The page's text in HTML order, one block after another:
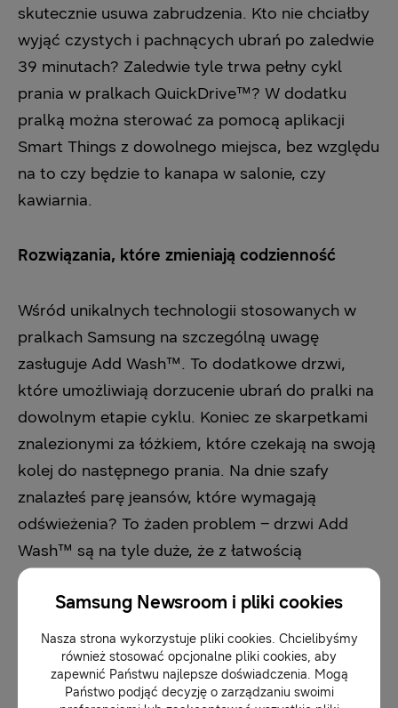
skutecznie usuwa zabrudzenia. Kto nie chciałby
wyjąć czystych i pachnących ubrań po zaledwie
39 minutach? Zaledwie tyle trwa pełny cykl
prania w pralkach QuickDrive™? W dodatku
pralką można sterować za pomocą aplikacji
Smart Things z dowolnego miejsca, bez względu
na to czy będzie to kanapa w salonie, czy
kawiarnia.
Rozwiązania, które zmieniają codzienność
Wśród unikalnych technologii stosowanych w
pralkach Samsung na szczególną uwagę
zasługuje Add Wash™. To dodatkowe drzwi,
które umożliwiają dorzucenie ubrań do pralki na
dowolnym etapie cyklu. Koniec ze skarpetkami
znalezionymi za łóżkiem, które czekają na swoją
kolej do następnego prania. Na dnie szafy
znalazłeś parę jeansów, które wymagają
odświeżenia? To żaden problem – drzwi Add
Wash™ są na tyle duże, że z łatwością
dorzucimy do pralki spodnie czy koszule***.
Samsung Newsroom i pliki cookies
Nasza strona wykorzystuje pliki cookies. Chcielibyśmy
również stosować opcjonalne pliki cookies, aby
zapewnić Państwu najlepsze doświadczenia. Mogą
Państwo podjąć decyzję o zarządzaniu swoimi